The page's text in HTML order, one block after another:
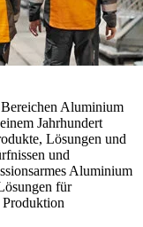
Aluminium
Jahrhundert
Lösungen und
und
Aluminium
für